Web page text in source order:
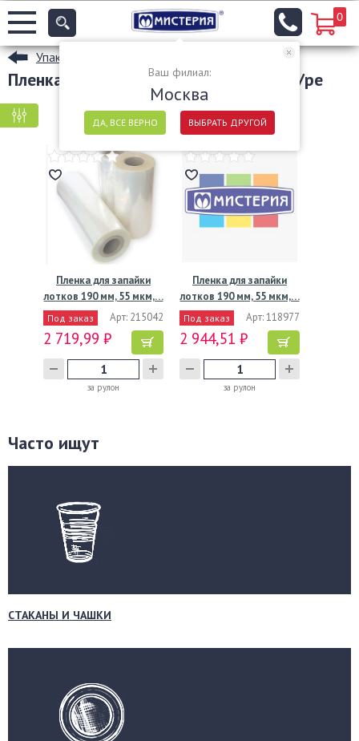
Ваш филиал:
Москва
ДА, ВСЕ ВЕРНО ВЫБРАТЬ ДРУГОЙ
0
Упаковочные материалы
Пленка пищевая оптом материал pet/pe
Пленка для запайки
лотков 190 мм, 55 мкм,…
Под заказ Арт: 215042
2 719,99 ₽
за рулон
Пленка для запайки
лотков 190 мм, 55 мкм,…
Под заказ Арт: 118977
2 944,51 ₽
за рулон
Часто ищут
СТАКАНЫ И ЧАШКИ